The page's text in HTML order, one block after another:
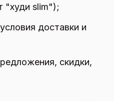
"худи slim");
доставки и
скидки,